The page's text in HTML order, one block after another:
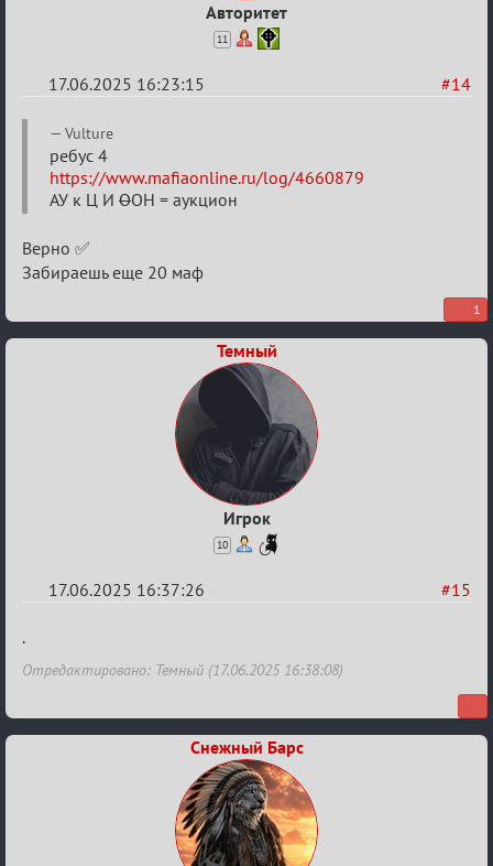
Авторитет
11
#14
17.06.2025 16:23:15
Re:
"Сумеречные
загадки"
от
Ars
Goetia
Vulture
ребус 4
https://www.mafiaonline.ru/log/4660879
АУ к Ц И ООН = аукцион
Верно ✅
Забираешь еще 20 маф
1
Темный
Игрок
10
#15
17.06.2025 16:37:26
Re:
"Сумеречные
от
.
Отредактировано: Темный (17.06.2025 16:38:08)
Снежный Барс